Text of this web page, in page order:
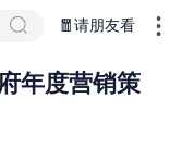
🧧请朋友看
年度营销策